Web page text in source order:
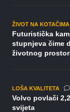
ŽIVOT NA KOTAČIMA
Futuristička
stupnjeva čime
životnog
LOŠA KVALITETA
Volvo povlači
svijeta